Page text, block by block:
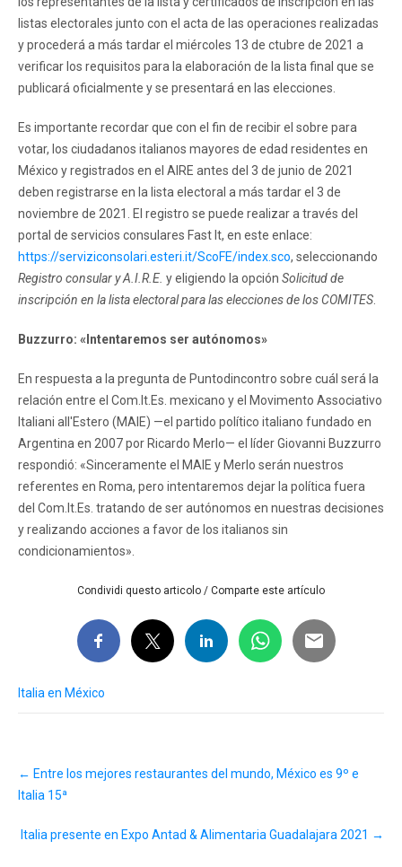
listas electorales junto con el acta de las operaciones realizadas
y procederá a más tardar el miércoles 13 de ctubre de 2021 a
verificar los requisitos para la elaboración de la lista final que se
publicará oficialmente y se presentará en las elecciones.
Es importante recordar que con el fin de recibir el sobre para
votar, los ciudadanos italianos mayores de edad residentes en
México y registrados en el AIRE antes del 3 de junio de 2021
deben registrarse en la lista electoral a más tardar el 3 de
noviembre de 2021. El registro se puede realizar a través del
portal de servicios consulares Fast It, en este enlace:
https://serviziconsolari.esteri.it/ScoFE/index.sco, seleccionando
Registro consular y A.I.R.E. y eligiendo la opción Solicitud de
inscripción en la lista electoral para las elecciones de los COMITES
Buzzurro: «Intentaremos ser autónomos»
En respuesta a la pregunta de Puntodincontro sobre cuál será la
relación entre el Com.It.Es. mexicano y el Movimento Associativo
Italiani all'Estero (MAIE) —el partido político italiano fundado en
Argentina en 2007 por Ricardo Merlo— el líder Giovanni Buzzurro
respondió: «Sinceramente el MAIE y Merlo serán nuestros
referentes en Roma, pero intentaremos dejar la política fuera
del Com.It.Es. tratando de ser autónomos en nuestras decisiones
y realizando acciones a favor de los italianos sin
condicionamientos».
Condividi questo articolo / Comparte este artículo
Italia en México
navigation
← Entre los mejores restaurantes del mundo, México es 9º e
Italia 15ª
Italia presente en Expo Antad & Alimentaria Guadalajara 2021 →